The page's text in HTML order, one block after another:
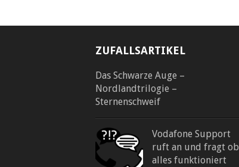
ZUFALLSARTIKEL
Das Schwarze Auge –
Nordlandtrilogie –
Sternenschweif
Vodafone Support
ruft an und fragt ob
alles funktioniert